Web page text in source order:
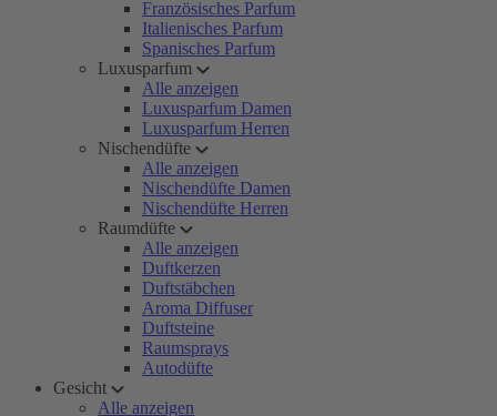
Französisches Parfum
Italienisches Parfum
Spanisches Parfum
Luxusparfum
Alle anzeigen
Luxusparfum Damen
Luxusparfum Herren
Nischendüfte
Alle anzeigen
Nischendüfte Damen
Nischendüfte Herren
Raumdüfte
Alle anzeigen
Duftkerzen
Duftstäbchen
Aroma Diffuser
Duftsteine
Raumsprays
Autodüfte
Gesicht
Alle anzeigen